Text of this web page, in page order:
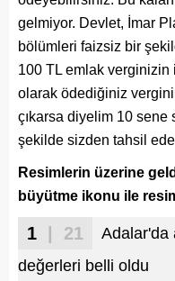
gelmiyor. Devlet, İmar
bölümleri faizsiz bir
100 TL emlak verginizin
olarak ödediğiniz
çıkarsa diyelim 10 sene
şekilde sizden tahsil
Resimlerin üzerine
büyütme ikonu ile
1 | 21
Adalar'da
değerleri belli oldu